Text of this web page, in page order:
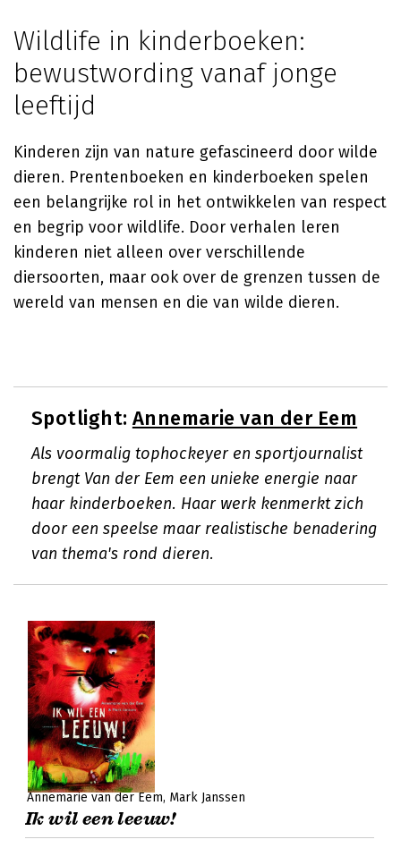
Wildlife in kinderboeken:
bewustwording vanaf jonge
leeftijd
Kinderen zijn van nature gefascineerd door wilde
dieren. Prentenboeken en kinderboeken spelen
een belangrijke rol in het ontwikkelen van respect
en begrip voor wildlife. Door verhalen leren
kinderen niet alleen over verschillende
diersoorten, maar ook over de grenzen tussen de
wereld van mensen en die van wilde dieren.
Spotlight: Annemarie van der Eem
Als voormalig tophockeyer en sportjournalist
brengt Van der Eem een unieke energie naar
haar kinderboeken. Haar werk kenmerkt zich
door een speelse maar realistische benadering
van thema's rond dieren.
Annemarie van der Eem Mark Janssen
Ik wil een leeuw!